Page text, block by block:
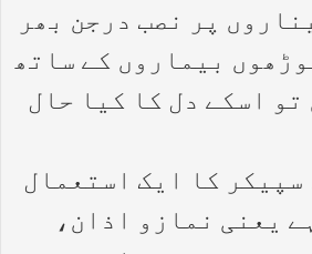
پر نصب درجن بھر
بیماروں کے ساتھ
اسکے دل کا کیا حال
سپیکر کا ایک استعمال
یعنی نمازو اذان،